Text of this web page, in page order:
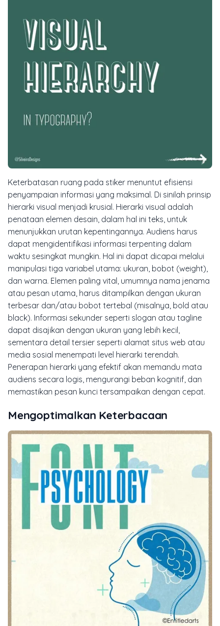
Keterbatasan ruang pada stiker menuntut efisiensi
penyampaian informasi yang maksimal. Di sinilah prinsip
hierarki visual menjadi krusial. Hierarki visual adalah
penataan elemen desain, dalam hal ini teks, untuk
menunjukkan urutan kepentingannya. Audiens harus
dapat mengidentifikasi informasi terpenting dalam
waktu sesingkat mungkin. Hal ini dapat dicapai melalui
manipulasi tiga variabel utama: ukuran, bobot (weight),
dan warna. Elemen paling vital, umumnya nama jenama
atau pesan utama, harus ditampilkan dengan ukuran
terbesar dan/atau bobot tertebal (misalnya, bold atau
black). Informasi sekunder seperti slogan atau tagline
dapat disajikan dengan ukuran yang lebih kecil,
sementara detail tersier seperti alamat situs web atau
media sosial menempati level hierarki terendah.
Penerapan hierarki yang efektif akan memandu mata
audiens secara logis, mengurangi beban kognitif, dan
memastikan pesan kunci tersampaikan dengan cepat.
Mengoptimalkan Keterbacaan